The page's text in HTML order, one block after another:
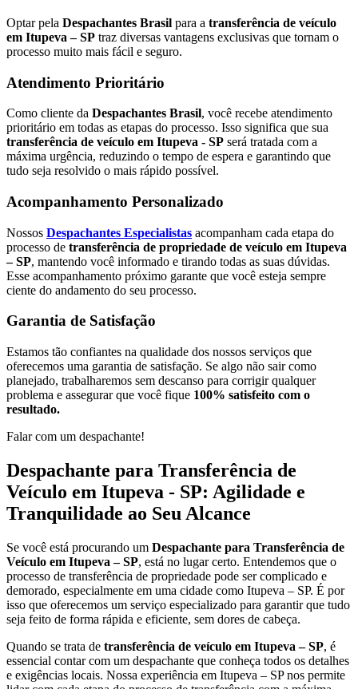
Optar pela Despachantes Brasil para a transferência de veículo
em Itupeva – SP traz diversas vantagens exclusivas que tornam o
processo muito mais fácil e seguro.
Atendimento Prioritário
Como cliente da Despachantes Brasil, você recebe atendimento
prioritário em todas as etapas do processo. Isso significa que sua
transferência de veículo em Itupeva - SP será tratada com a
máxima urgência, reduzindo o tempo de espera e garantindo que
tudo seja resolvido o mais rápido possível.
Acompanhamento Personalizado
Nossos Despachantes Especialistas acompanham cada etapa do
processo de transferência de propriedade de veículo em Itupeva
– SP, mantendo você informado e tirando todas as suas dúvidas.
Esse acompanhamento próximo garante que você esteja sempre
ciente do andamento do seu processo.
Garantia de Satisfação
Estamos tão confiantes na qualidade dos nossos serviços que
oferecemos uma garantia de satisfação. Se algo não sair como
planejado, trabalharemos sem descanso para corrigir qualquer
problema e assegurar que você fique 100% satisfeito com o
resultado.
Falar com um despachante!
Despachante para Transferência de
Veículo em Itupeva - SP: Agilidade e
Tranquilidade ao Seu Alcance
Se você está procurando um Despachante para Transferência de
Veículo em Itupeva – SP, está no lugar certo. Entendemos que o
processo de transferência de propriedade pode ser complicado e
demorado, especialmente em uma cidade como Itupeva – SP. É por
isso que oferecemos um serviço especializado para garantir que tudo
seja feito de forma rápida e eficiente, sem dores de cabeça.
Quando se trata de transferência de veículo em Itupeva – SP, é
essencial contar com um despachante que conheça todos os detalhes
e exigências locais. Nossa experiência em Itupeva – SP nos permite